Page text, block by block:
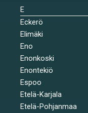
E
Eckerö
Elimäki
Eno
Enonkoski
Enontekiö
Espoo
Etelä-Karjala
Etelä-Pohjanmaa